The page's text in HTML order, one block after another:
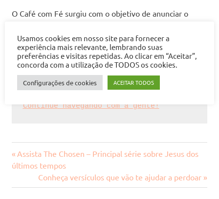
O Café com Fé surgiu com o objetivo de anunciar o
baseadas na Bíblia Sagrada.
Aqui, você encontra versículos bíblicos, devocionais,
notícias e curiosidades que agreguem em sua vida.
Continue navegando com a gente!
Navegação
Previous
Post:
Assista The Chosen – Principal série sobre Jesus dos
últimos tempos
Next
Post:
Conheça versículos que vão te ajudar a perdoar
Usamos cookies em nosso site para fornecer a
experiência mais relevante, lembrando suas
preferências e visitas repetidas. Ao clicar em “Aceitar”,
concorda com a utilização de TODOS os cookies.
Configurações de cookies ACEITAR TODOS